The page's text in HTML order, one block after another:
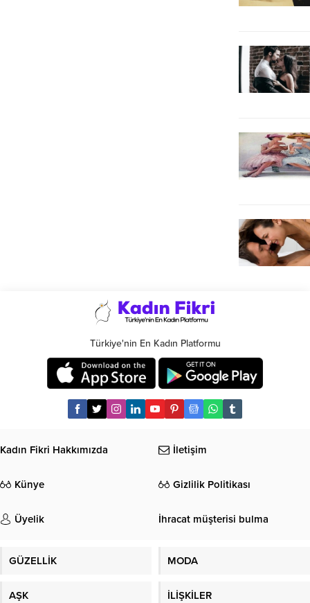
Türkiye'nin En Kadın Platformu
Kadın Fikri Hakkımızda İletişim
Künye Gizlilik Politikası
Üyelik İhracat müşterisi bulma
GÜZELLİK MODA
AŞK İLİŞKİLER